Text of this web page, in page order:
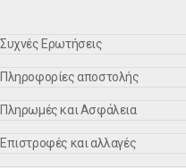
Συχνές Ερωτήσεις
Πληροφορίες αποστολής
Πληρωμές και Ασφάλεια
Eπιστροφές και αλλαγές